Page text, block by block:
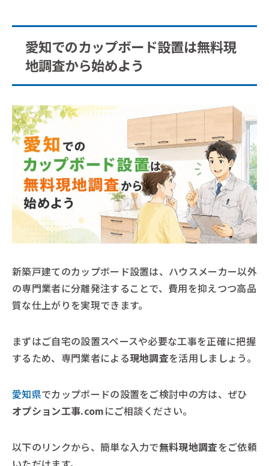
愛知でのカップボード設置は無料現
地調査から始めよう
新築戸建てのカップボード設置は、ハウスメーカー以外
の専門業者に分離発注することで、費用を抑えつつ高品
質な仕上がりを実現できます。
まずはご自宅の設置スペースや必要な工事を正確に把握
するため、専門業者による現地調査を活用しましょう。
愛知県でカップボードの設置をご検討中の方は、ぜひ
オプション工事.comにご相談ください。
以下のリンクから、簡単な入力で無料現地調査をご依頼